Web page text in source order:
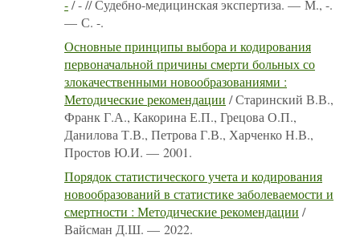
-/ - // Судебно-медицинская экспертиза. — М., -.
— С. -.
Основные принципы выбора и кодирования
первоначальной причины смерти больных со
злокачественными новообразованиями :
Методические рекомендации / Старинский В.В.,
Франк Г.А., Какорина Е.П., Грецова О.П.,
Данилова Т.В., Петрова Г.В., Харченко Н.В.,
Простов Ю.И. — 2001.
Порядок статистического учета и кодирования
новообразований в статистике заболеваемости и
смертности : Методические рекомендации /
Вайсман Д.Ш. — 2022.